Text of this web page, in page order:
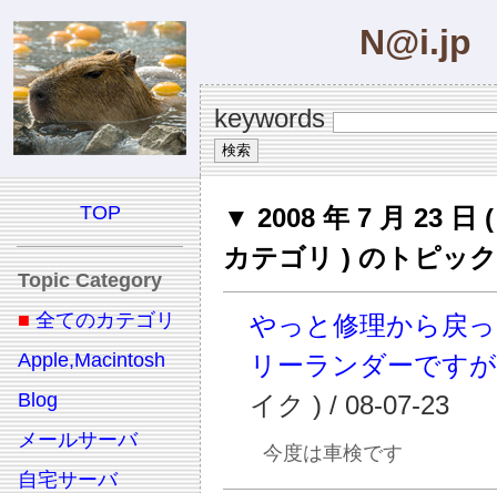
N@i.jp
keywords
TOP
Topic Category
■ 全てのカテゴリ
Apple,Macintosh
Blog
メールサーバ
自宅サーバ
▼ 2008 年 7 月 23 日
カテゴリ ) のトピック
やっと修理から戻
リーランダーですが
イク ) / 08-07-23
今度は車検です